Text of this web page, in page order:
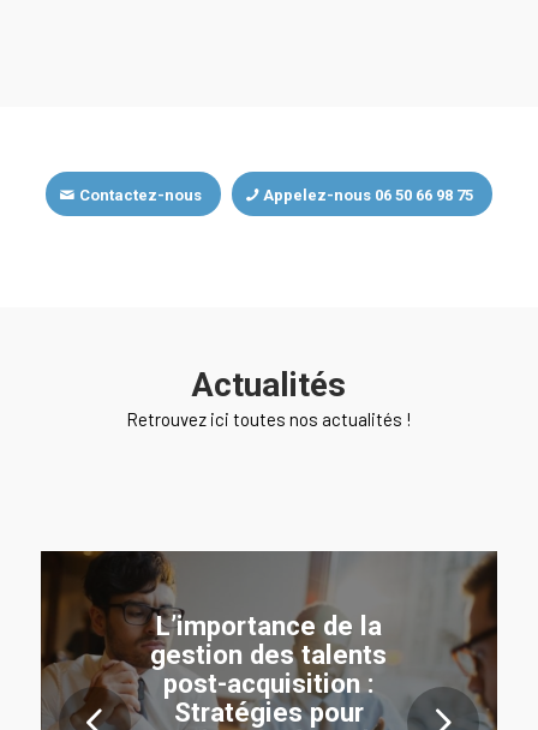
Contactez-nous Appelez-nous 06 50 66 98 75
Actualités
Retrouvez ici toutes nos actualités !
L’importance de la
gestion des talents
post-acquisition :
Stratégies pour